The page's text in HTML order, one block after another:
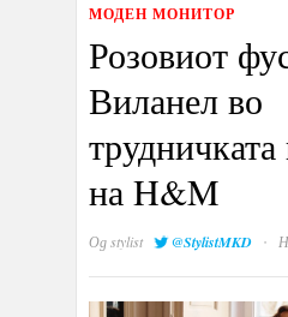
МОДЕН МОНИТОР
Розовиот
Виланел во
трудничката
на H&M
Одstylist @StylistMKD ·